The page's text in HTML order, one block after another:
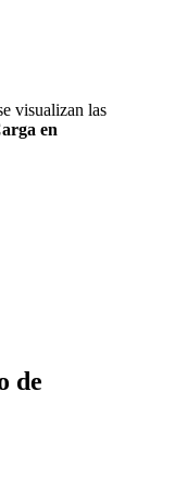
visualizan las
en
de